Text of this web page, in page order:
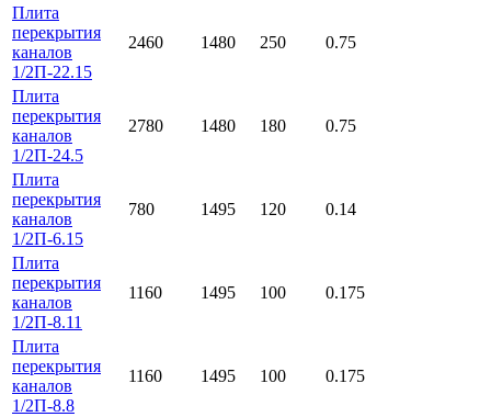
Плита
перекрытия
каналов
1/2П-22.15
2460 1480 250 0.75
Плита
перекрытия
каналов
1/2П-24.5
2780 1480 180 0.75
Плита
перекрытия
каналов
1/2П-6.15
780 1495 120 0.14
Плита
перекрытия
каналов
1/2П-8.11
1160 1495 100 0.175
Плита
перекрытия
каналов
1/2П-8.8
1160 1495 100 0.175